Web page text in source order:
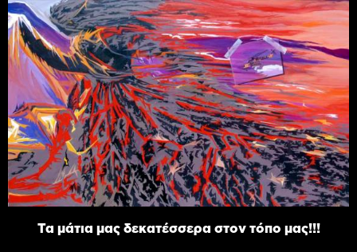
Τα μάτια μας δεκατέσσερα στον τόπο μας!!!